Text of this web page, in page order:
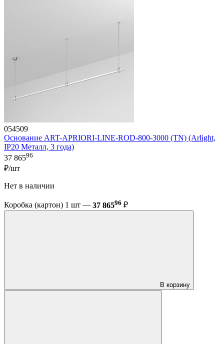
054509
Основание ART-APRIORI-LINE-ROD-800-3000 (TN) (Arlight,
IP20 Металл, 3 года)
37 86596
₽/шт
Нет в наличии
Коробка (картон) 1 шт — 37 86596 ₽
В корзину